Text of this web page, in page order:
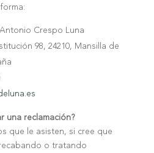
Crespo Luna
98, 24210, Mansilla de
una reclamación?
que le asisten, si cree que
o tratando